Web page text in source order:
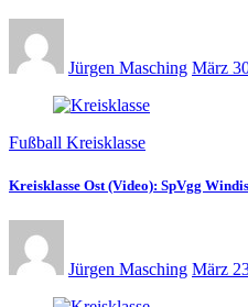
Jürgen Masching März
Fußball Kreisklasse
Kreisklasse Ost (Video): SpVgg
Jürgen Masching März